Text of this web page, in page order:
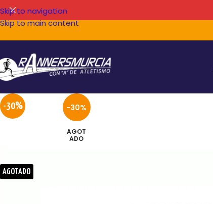
Skip to navigation
Skip to main content
-30%
AGOT
ADO
-30%
AGOTADO